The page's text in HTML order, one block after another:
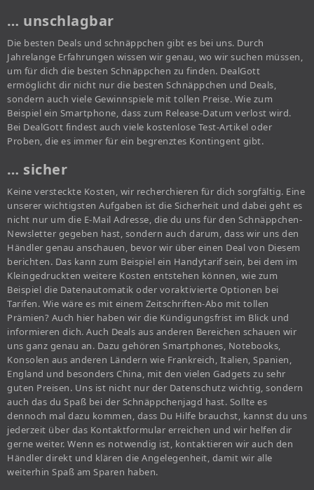
… unschlagbar
Die besten Deals und schnäppchen gibt es bei uns. Durch
Jahrelange Erfahrungen wissen wir genau, wo wir suchen müssen,
um für dich die besten Schnäppchen zu finden. DealGott
ermöglicht dir nicht nur die besten Schnäppchen und Deals,
sondern auch viele Gewinnspiele mit tollen Preise. Wie zum
Beispiel ein Smartphone, dass zum Release-Datum verlost wird.
Bei DealGott findest auch viele kostenlose Test-Artikel oder
Proben, die es immer für ein begrenztes Kontingent gibt.
… sicher
Keine versteckte Kosten, wir recherchieren für dich sorgfältig. Eine
unserer wichtigsten Aufgaben ist die Sicherheit und dabei geht es
nicht nur um die E-Mail Adresse, die du uns für den Schnäppchen-
Newsletter gegeben hast, sondern auch darum, dass wir uns den
Händler genau anschauen, bevor wir über einen Deal von Diesem
berichten. Das kann zum Beispiel ein Handytarif sein, bei dem im
Kleingedruckten weitere Kosten entstehen können, wie zum
Beispiel die Datenautomatik oder voraktivierte Optionen bei
Tarifen. Wie wäre es mit einem Zeitschriften-Abo mit tollen
Prämien? Auch hier haben wir die Kündigungsfrist im Blick und
informieren dich. Auch Deals aus anderen Bereichen schauen wir
uns ganz genau an. Dazu gehören Smartphones, Notebooks,
Konsolen aus anderen Ländern wie Frankreich, Italien, Spanien,
England und besonders China, mit den vielen Gadgets zu sehr
guten Preisen. Uns ist nicht nur der Datenschutz wichtig, sondern
auch das du Spaß bei der Schnäppchenjagd hast. Sollte es
dennoch mal dazu kommen, dass Du Hilfe brauchst, kannst du uns
jederzeit über das Kontaktformular erreichen und wir helfen dir
gerne weiter. Wenn es notwendig ist, kontaktieren wir auch den
Händler direkt und klären die Angelegenheit, damit wir alle
weiterhin Spaß am Sparen haben.